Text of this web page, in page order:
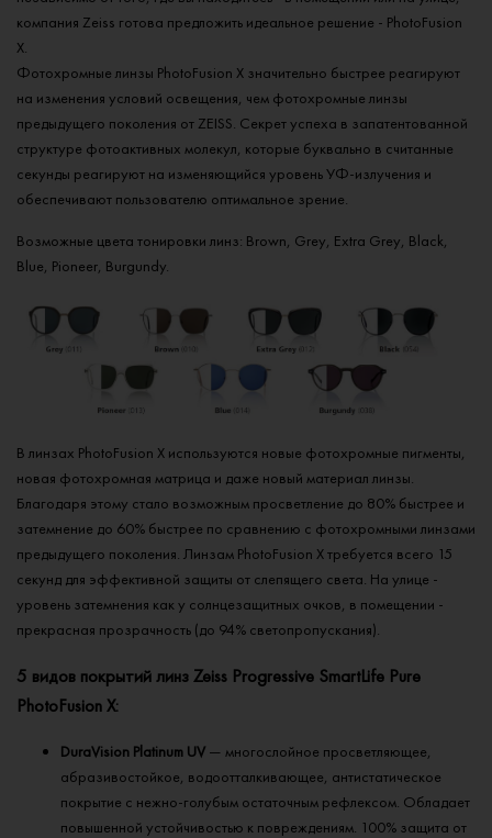
компания Zeiss готова предложить идеальное решение - PhotoFusion
X.
Фотохромные линзы PhotoFusion X значительно быстрее реагируют
на изменения условий освещения, чем фотохромные линзы
предыдущего поколения от ZEISS. Секрет успеха в запатентованной
структуре фотоактивных молекул, которые буквально в считанные
секунды реагируют на изменяющийся уровень УФ-излучения и
обеспечивают пользователю оптимальное зрение.
Возможные цвета тонировки линз: Brown, Grey, Extra Grey, Black,
Blue, Pioneer, Burgundy.
В линзах PhotoFusion X используются новые фотохромные пигменты,
новая фотохромная матрица и даже новый материал линзы.
Благодаря этому стало возможным просветление до 80% быстрее и
затемнение до 60% быстрее по сравнению с фотохромными линзами
предыдущего поколения. Линзам PhotoFusion X требуется всего 15
секунд для эффективной защиты от слепящего света. На улице -
уровень затемнения как у солнцезащитных очков, в помещении -
прекрасная прозрачность (до 94% светопропускания).
5 видов покрытий линз Zeiss Progressive SmartLife Pure
PhotoFusion X:
DuraVision Platinum UV — многослойное просветляющее,
абразивостойкое, водоотталкивающее, антистатическое
покрытие с нежно-голубым остаточным рефлексом. Обладает
повышенной устойчивостью к повреждениям. 100% защита от